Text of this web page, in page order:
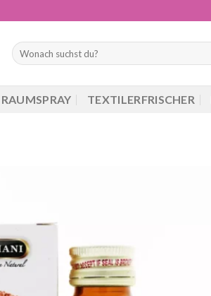
Suchen
nach:
RAUMSPRAY TEXTILERFRISCHER